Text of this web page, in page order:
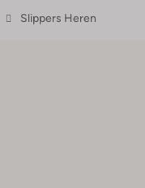
Slippers Heren